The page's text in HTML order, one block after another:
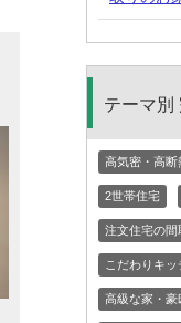
テーマ別
高気密・高断
2世帯住宅
注文住宅の間
こだわりキッ
高級な家・豪